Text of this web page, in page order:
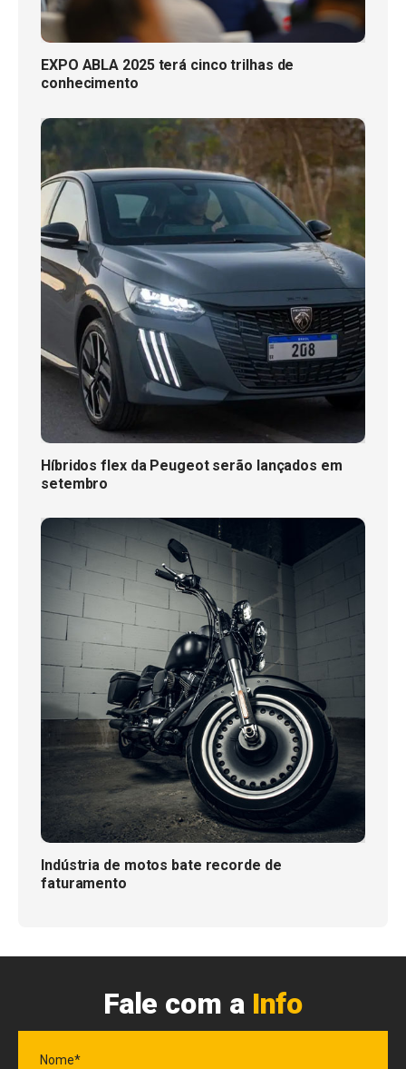
EXPO ABLA 2025 terá cinco trilhas de
conhecimento
Híbridos flex da Peugeot serão lançados em
setembro
Indústria de motos bate recorde de
faturamento
Fale com a Info
Nome*